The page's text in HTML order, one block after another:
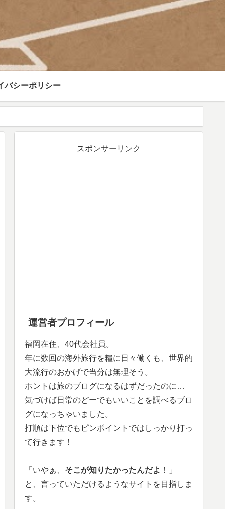
バシーポリシー
スポンサーリンク
運営者プロフィール
福岡在住、40代会社員。
年に数回の海外旅行を糧に日々働くも、世界的
大流行のおかげで当分は無理そう。
ホントは旅のブログになるはずだったのに…
気づけば日常のどーでもいいことを調べるブロ
グになっちゃいました。
打順は下位でもピンポイントではしっかり打っ
て行きます！
「いやぁ、 そこが知りたかったんだよ ！」
と、言っていただけるようなサイトを目指しま
す。